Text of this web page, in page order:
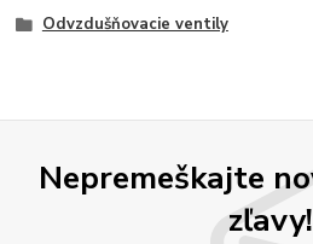
Odvzdušňovacie ventily
Nepremeškajte
zľavy!